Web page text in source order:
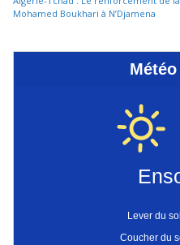
Mohamed Boukhari à N’Djamena
Lever du
Coucher du